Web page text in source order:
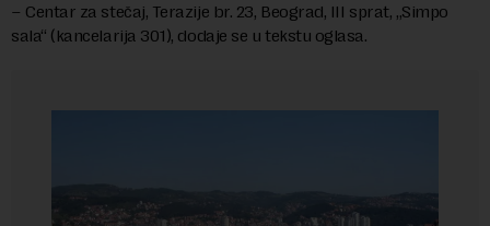
– Centar za stečaj, Terazije br. 23, Beograd, III sprat, „Simpo
sala“ (kancelarija 301), dodaje se u tekstu oglasa.